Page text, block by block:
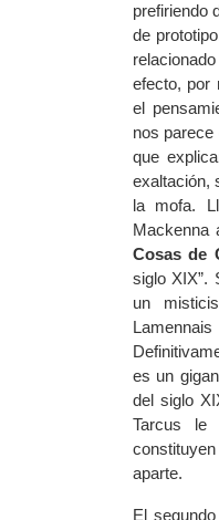
prefiriendo
de
efecto, por
el
nos
que
exaltación,
la mofa.
Mackenna
Cosas de
siglo XIX”.
un
es un
del siglo
Tarcus le
aparte.
El